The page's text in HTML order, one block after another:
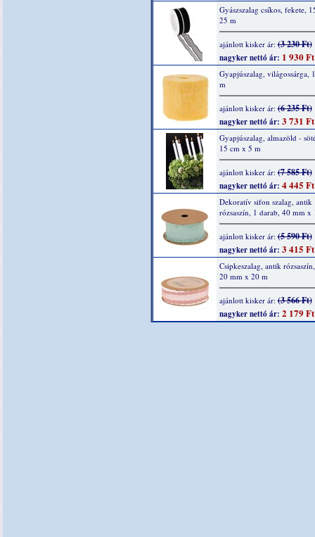
Gyászszalag csíkos, fekete,
25 m
ajánlott kisker ár:(3 230 Ft)
nagyker nettó ár: 1 930 Ft
Gyapjúszalag, világossárga,
m
ajánlott kisker ár:(6 235 Ft)
nagyker nettó ár: 3 731 Ft
Gyapjúszalag, almazöld -
15 cm x 5 m
ajánlott kisker ár:(7 585 Ft)
nagyker nettó ár: 4 445 Ft
Dekoratív sifon szalag, antik
rózsaszín, 1 darab, 40 mm x
ajánlott kisker ár:(5 590 Ft)
nagyker nettó ár: 3 415 Ft
Csipkeszalag, antik
20 mm x 20 m
ajánlott kisker ár:(3 566 Ft)
nagyker nettó ár: 2 179 Ft